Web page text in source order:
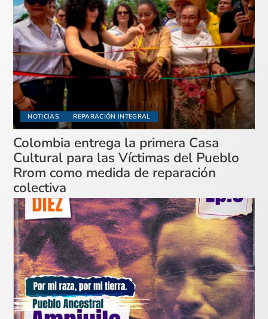
NOTICIAS REPARACIÓN INTEGRAL
Colombia entrega la primera Casa
Cultural para las Víctimas del Pueblo
Rrom como medida de reparación
colectiva